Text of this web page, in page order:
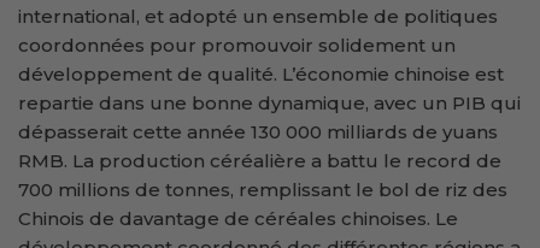
international, et adopté un ensemble de politiques
coordonnées pour promouvoir solidement un
développement de qualité. L’économie chinoise est
repartie dans une bonne dynamique, avec un PIB qui
dépasserait cette année 130 000 milliards de yuans
RMB. La production céréalière a battu le record de
700 millions de tonnes, remplissant le bol de riz des
Chinois de davantage de céréales chinoises. Le